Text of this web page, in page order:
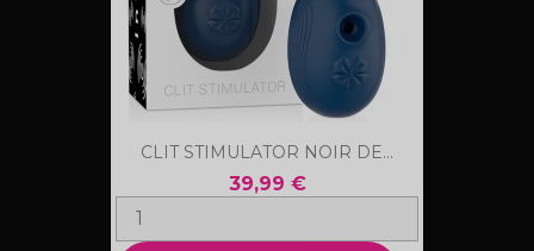
CLIT STIMULATOR NOIR DE...
39,99 €